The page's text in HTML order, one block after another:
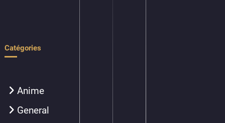
Catégories
Anime
General